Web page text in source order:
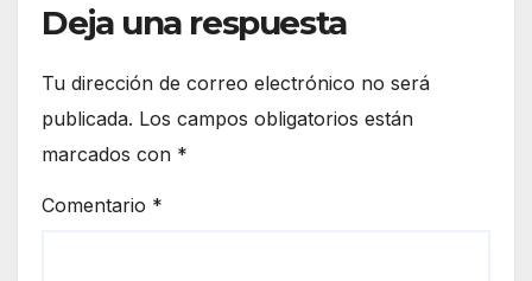
Deja una respuesta
Tu dirección de correo electrónico no será
publicada. Los campos obligatorios están
marcados con *
Comentario *